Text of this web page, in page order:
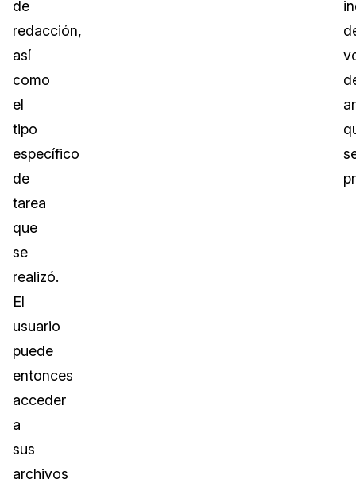
de
redacción,
así
como
el
tipo
específico
de
tarea
que
se
realizó.
El
usuario
puede
entonces
acceder
a
sus
archivos